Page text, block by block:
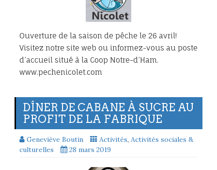
Ouverture de la saison de pêche le 26 avril!
Visitez notre site web ou informez-vous au poste
d’accueil situé à la Coop Notre-d’Ham.
www.pechenicolet.com
DÎNER DE CABANE À SUCRE AU
PROFIT DE LA FABRIQUE
Geneviève Boutin Activités, Activités sociales &
culturelles
28 mars 2019